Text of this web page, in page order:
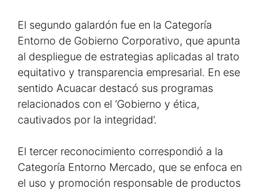
El segundo galardón fue en la Categoría
Entorno de Gobierno Corporativo, que apunta
al despliegue de estrategias aplicadas al trato
equitativo y transparencia empresarial. En ese
sentido Acuacar destacó sus programas
relacionados con el ‘Gobierno y ética,
cautivados por la integridad’.
El tercer reconocimiento correspondió a la
Categoría Entorno Mercado, que se enfoca en
el uso y promoción responsable de productos